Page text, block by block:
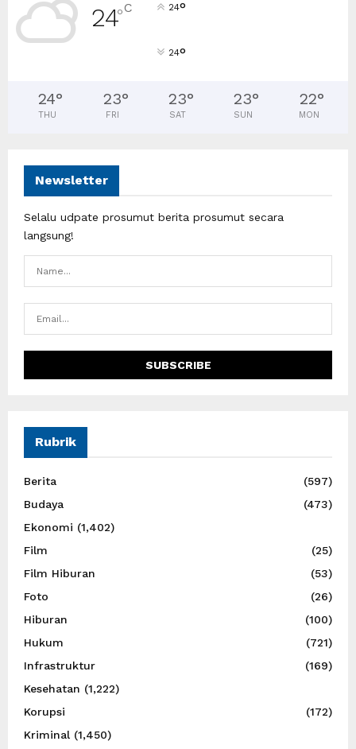
24°C 24°
24°
24°
THU
23°
FRI
23°
SAT
23°
SUN
22°
MON
Newsletter
Selalu udpate prosumut berita prosumut secara
langsung!
Rubrik
Berita
(597)
Budaya
(473)
Ekonomi (1,402)
Film
(25)
Film Hiburan
(53)
Foto
(26)
Hiburan
(100)
Hukum
(721)
Infrastruktur
(169)
Kesehatan (1,222)
Korupsi
(172)
Kriminal (1,450)